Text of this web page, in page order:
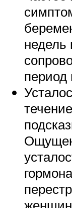
недель